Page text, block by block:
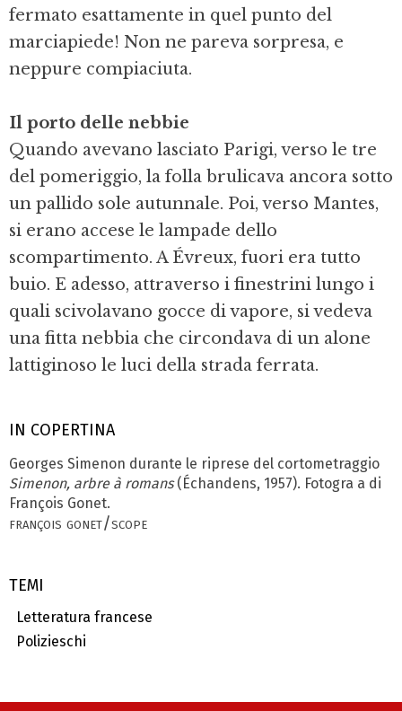
IN COPERTINA
Georges Simenon durante le riprese del cortometraggio
Simenon, arbre à romans(Échandens, 1957). Fotogra a di
François Gonet.
françois gonet/scope
TEMI
Letteratura francese
Polizieschi
fermato esattamente in quel punto del
marciapiede! Non ne pareva sorpresa, e
neppure compiaciuta.
Il porto delle nebbie
Quando avevano lasciato Parigi, verso le tre
del pomeriggio, la folla bruli­cava ancora sotto
un pallido sole autunnale. Poi, verso Mantes,
si erano ac­cese le lampade dello
scompartimento. A Évreux, fuori era tutto
buio. E ades­so, attraverso i finestrini lungo i
quali scivolavano gocce di vapore, si vedeva
una fitta nebbia che circondava di un alone
lattiginoso le luci della strada ferrata.